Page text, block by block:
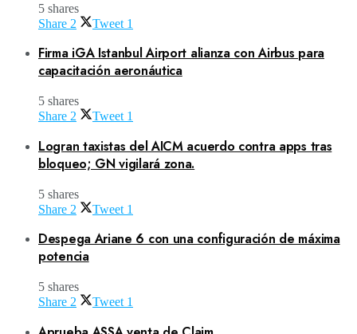
5 shares
Share 2 Tweet 1
Firma iGA Istanbul Airport alianza con Airbus para
capacitación aeronáutica
5 shares
Share 2 Tweet 1
Logran taxistas del AICM acuerdo contra apps tras
bloqueo; GN vigilará zona.
5 shares
Share 2 Tweet 1
Despega Ariane 6 con una configuración de máxima
potencia
5 shares
Share 2 Tweet 1